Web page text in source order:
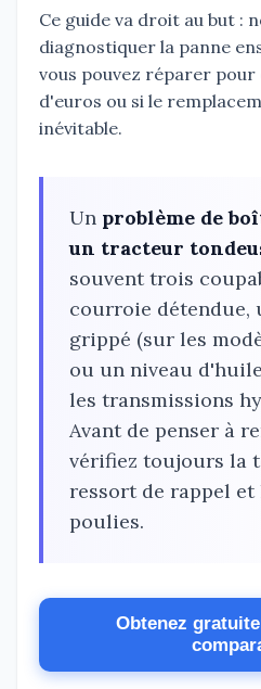
Ce guide va droit au but :
diagnostiquer la panne
vous pouvez réparer pour
d'euros ou si le
inévitable.
Un problème de
un tracteur
souvent trois
courroie détendue,
grippé (sur les
ou un niveau
les transmissions
Avant de penser à
vérifiez toujours la
ressort de rappel et
poulies.
Obtenez